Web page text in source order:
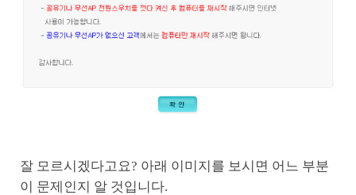
잘 모르시겠다고요? 아래 이미지를 보시면 어느 부분
이 문제인지 알 것입니다.